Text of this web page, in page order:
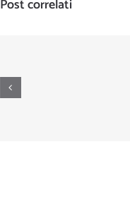
Post correlati